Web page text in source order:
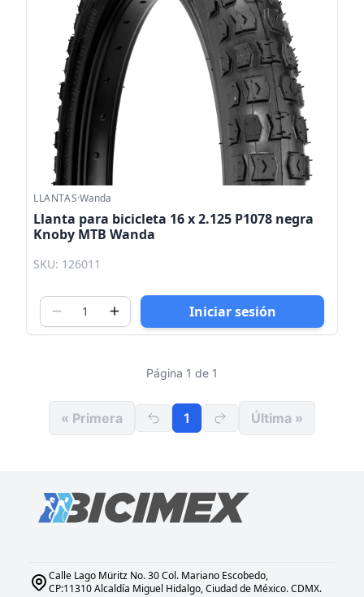
LLANTAS·Wanda
Llanta para bicicleta 16 x 2.125 P1078 negra
Knoby MTB Wanda
SKU: 126011
Iniciar sesión
Página 1 de 1
« Primera 1 Última »
Calle Lago Müritz No. 30 Col. Mariano Escobedo,
CP:11310 Alcaldía Miguel Hidalgo, Ciudad de México. CDMX.